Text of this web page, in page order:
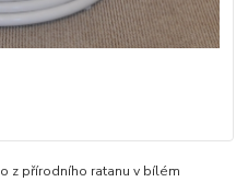
z přírodního ratanu v bílém